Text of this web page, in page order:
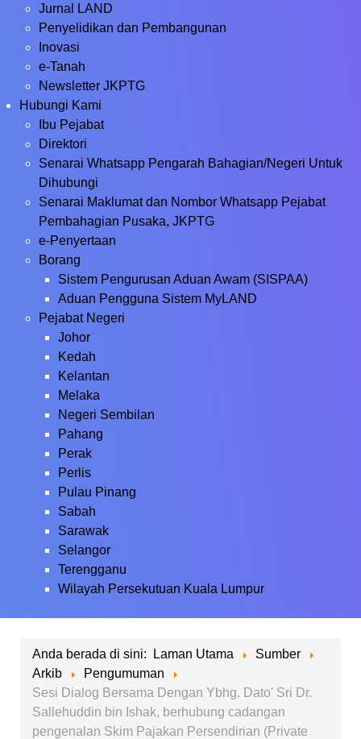
Jurnal LAND
Penyelidikan dan Pembangunan
Inovasi
e-Tanah
Newsletter JKPTG
Hubungi Kami
Ibu Pejabat
Direktori
Senarai Whatsapp Pengarah Bahagian/Negeri Untuk
Dihubungi
Senarai Maklumat dan Nombor Whatsapp Pejabat
Pembahagian Pusaka, JKPTG
e-Penyertaan
Borang
Sistem Pengurusan Aduan Awam (SISPAA)
Aduan Pengguna Sistem MyLAND
Pejabat Negeri
Johor
Kedah
Kelantan
Melaka
Negeri Sembilan
Pahang
Perak
Perlis
Pulau Pinang
Sabah
Sarawak
Selangor
Terengganu
Wilayah Persekutuan Kuala Lumpur
Anda berada di sini: Laman Utama
Sumber
Arkib
Pengumuman
Sesi Dialog Bersama Dengan Ybhg. Dato' Sri Dr.
Sallehuddin bin Ishak, berhubung cadangan
pengenalan Skim Pajakan Persendirian (Private